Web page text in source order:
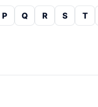
P Q R S T